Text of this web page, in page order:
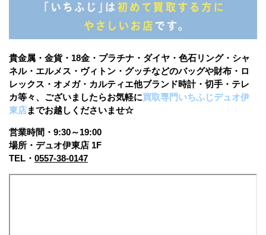
貴金属・金貨・18金・プラチナ・ダイヤ・色石リング・シャ
ネル・エルメス・ヴィトン・グッチなどのバッグや財布・ロ
レックス・オメガ・カルティエ他ブランド時計・切手・テレ
カ等々、ございましたらお気軽に買取専門いちふじデュオ伊
東店までお越しくださいませ☆
営業時間・9:30～19:00
場所・デュオ伊東店 1F
TEL・ 0557-38-0147